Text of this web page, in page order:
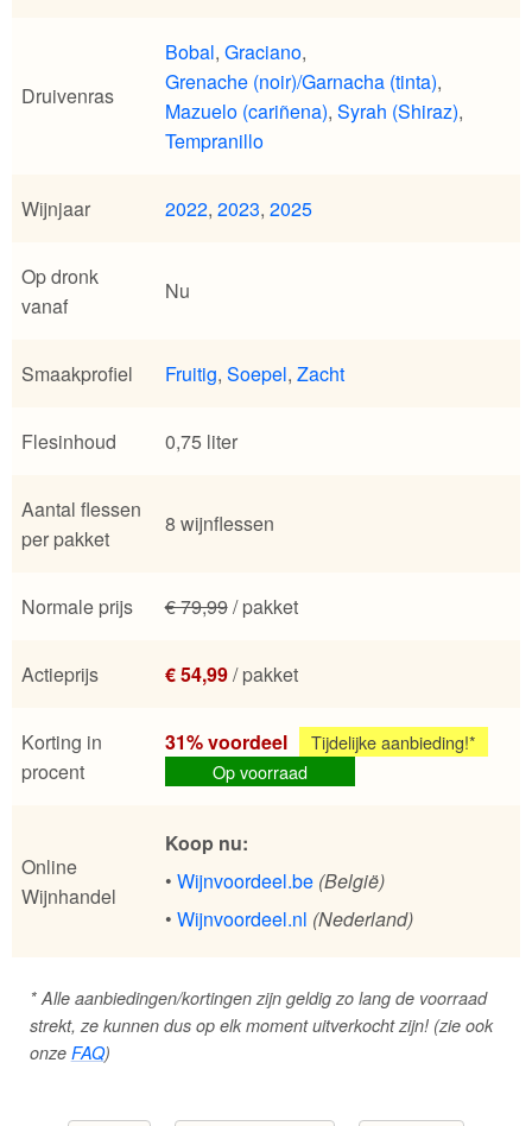
Druivenras
Bobal, Graciano,
Grenache (noir)/Garnacha (tinta),
Mazuelo (cariñena), Syrah (Shiraz),
Tempranillo
Wijnjaar 2022, 2023, 2025
Op dronk
vanaf
Nu
Smaakprofiel Fruitig, Soepel, Zacht
Flesinhoud 0,75 liter
Aantal flessen
per pakket
8 wijnflessen
Normale prijs € 79,99/ pakket
Actieprijs € 54,99/ pakket
Korting in
procent
31% voordeel
Tijdelijke aanbieding!*
Op voorraad
Online
Wijnhandel
Koop nu:
• Wijnvoordeel.be (België)
• Wijnvoordeel.nl (Nederland)
* Alle aanbiedingen/kortingen zijn geldig zo lang de voorraad
strekt, ze kunnen dus op elk moment uitverkocht zijn! (zie ook
onze FAQ)